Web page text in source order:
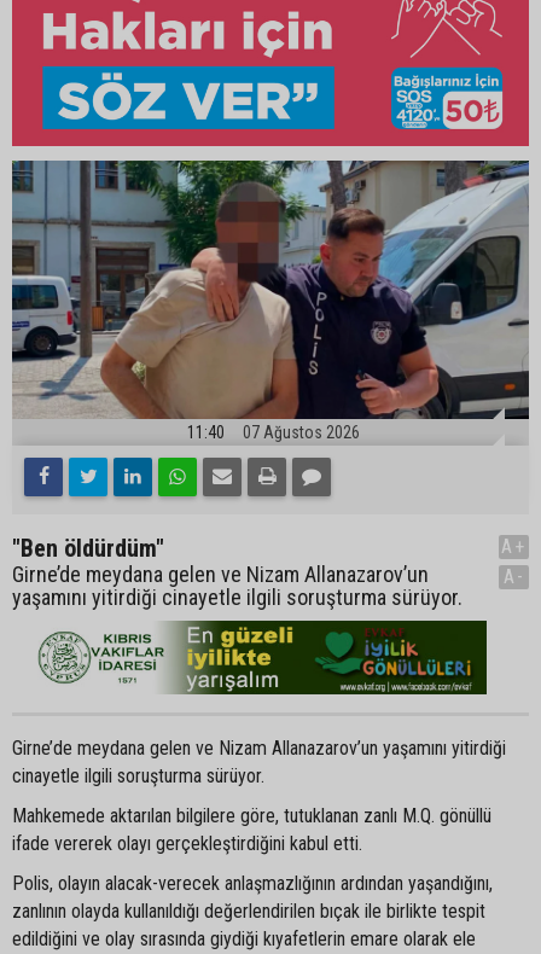
11:40 07 Ağustos 2026
"Ben öldürdüm"
Girne’de meydana gelen ve Nizam Allanazarov’un
yaşamını yitirdiği cinayetle ilgili soruşturma sürüyor.
A+
A-
Girne’de meydana gelen ve Nizam Allanazarov’un yaşamını yitirdiği
cinayetle ilgili soruşturma sürüyor.
Mahkemede aktarılan bilgilere göre, tutuklanan zanlı M.Q. gönüllü
ifade vererek olayı gerçekleştirdiğini kabul etti.
Polis, olayın alacak-verecek anlaşmazlığının ardından yaşandığını,
zanlının olayda kullanıldığı değerlendirilen bıçak ile birlikte tespit
edildiğini ve olay sırasında giydiği kıyafetlerin emare olarak ele